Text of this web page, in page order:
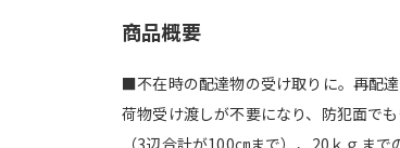
商品概要
■不在時の配達物の受け取りに。再配
荷物受け渡しが不要になり、防犯面で
（3辺合計が100㎝まで）、20ｋｇま